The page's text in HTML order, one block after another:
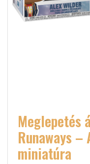
Meglepetés
Runaways –
miniatúra